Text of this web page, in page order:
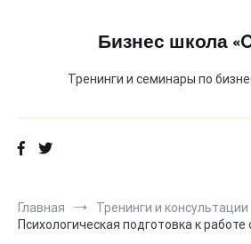
Бизнес школа
Тренинги и семинары по
Главная
Тренинги и консультации
Психологическая подготовка к работе